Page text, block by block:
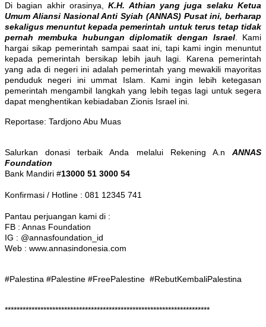
Di bagian akhir orasinya,K.H. Athian yang juga selaku Ketua
Umum Aliansi Nasional Anti Syiah (ANNAS) Pusat ini, berharap
sekaligus menuntut kepada pemerintah untuk terus tetap tidak
pernah membuka hubungan diplomatik dengan Israel. Kami
hargai sikap pemerintah sampai saat ini, tapi kami ingin menuntut
kepada pemerintah bersikap lebih jauh lagi. Karena pemerintah
yang ada di negeri ini adalah pemerintah yang mewakili mayoritas
penduduk negeri ini ummat Islam. Kami ingin lebih ketegasan
pemerintah mengambil langkah yang lebih tegas lagi untuk segera
dapat menghentikan kebiadaban Zionis Israel ini.
Reportase: Tardjono Abu Muas
Salurkan donasi terbaik Anda melalui Rekening A.n ANNAS
Foundation
Bank Mandiri #13000 51 3000 54
Konfirmasi / Hotline : 081 12345 741
Pantau perjuangan kami di :
FB : Annas Foundation
IG : @annasfoundation_id
Web : www.annasindonesia.com
#Palestina #Palestine #FreePalestine #RebutKembaliPalestina
*********************************************************************